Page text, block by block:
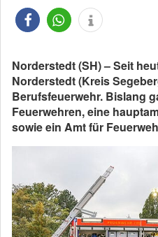
Norderstedt (SH) – Seit
Norderstedt (Kreis
Berufsfeuerwehr. Bislang
Feuerwehren, eine
sowie ein Amt für